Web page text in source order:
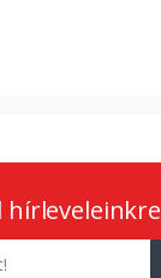
hírleveleinkre